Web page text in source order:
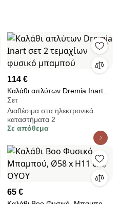
114 €
Καλάθι απλύτων Dremia Inart
σετ 2 τεμαχίων φυσικό μπαμπού
Σετ
Διαθέσιμα στα ηλεκτρονικά
καταστήματα 2
Σε απόθεμα
65 €